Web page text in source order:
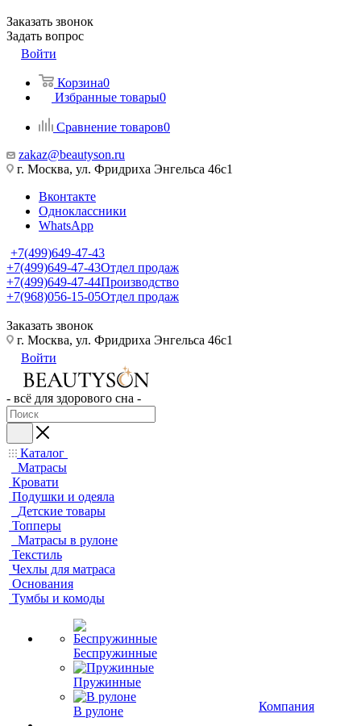
Заказать звонок
Задать вопрос
Войти
Корзина0
Избранные товары0
Сравнение товаров0
zakaz@beautyson.ru
г. Москва, ул. Фридриха Энгельса 46с1
Вконтакте
Одноклассники
WhatsApp
+7(499)649-47-43
+7(499)649-47-43Отдел продаж
+7(499)649-47-44Производство
+7(968)056-15-05Отдел продаж
Заказать звонок
г. Москва, ул. Фридриха Энгельса 46с1
Войти
- всё для здорового сна -
Каталог
Матрасы
Кровати
Подушки и одеяла
Детские товары
Топперы
Матрасы в рулоне
Текстиль
Чехлы для матраса
Основания
Тумбы и комоды
Беспружинные
Пружинные
В рулоне
Компания